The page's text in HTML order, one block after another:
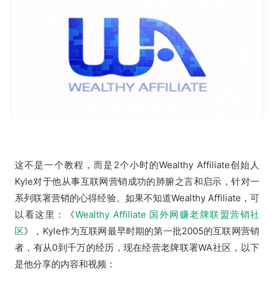
这不是一个教程，而是2个小时的Wealthy Affiliate创始人
Kyle对于他从事互联网营销成功的肺腑之言和启示，针对一
系列联署营销的心得经验。如果不知道Wealthy Affiliate，可
以看这里：《Wealthy Affiliate 国外网赚老牌联盟营销社
区》，Kyle作为互联网最早时期的第一批2005的互联网营销
者，有从0到千万的经历，现在经营老牌联署WA社区，以下
是他分享的内容和视频：